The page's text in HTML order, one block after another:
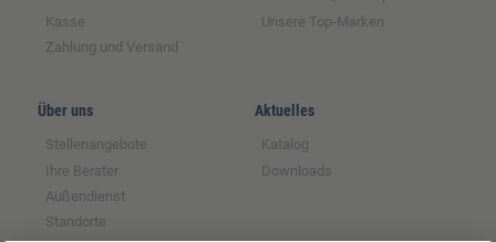
Kasse
Zahlung und Versand
Unsere Top-Marken
Über uns
Stellenangebote
Ihre Berater
Außendienst
Standorte
Aktuelles
Katalog
Downloads